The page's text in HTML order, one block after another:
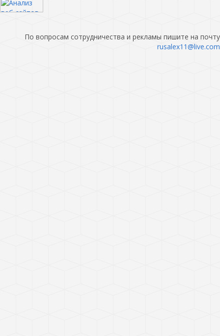
По вопросам сотрудничества и рекламы пишите на почту
rusalex11@live.com